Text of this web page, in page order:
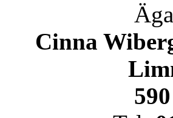
Cinna